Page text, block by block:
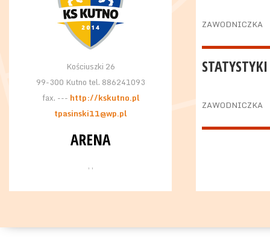
Kościuszki 26
99-300 Kutno tel. 886241093
fax. --- http://kskutno.pl
tpasinski11@wp.pl
ARENA
, ,
ZAWODNICZKA
ZAWODNICZKA